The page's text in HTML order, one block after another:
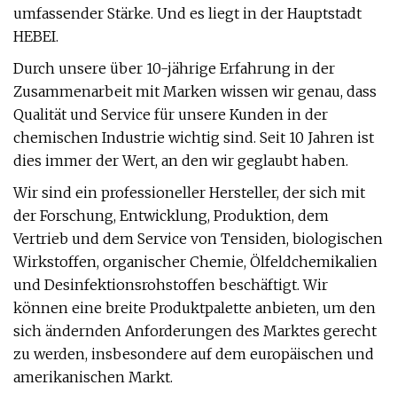
umfassender Stärke. Und es liegt in der Hauptstadt
HEBEI.
Durch unsere über 10-jährige Erfahrung in der
Zusammenarbeit mit Marken wissen wir genau, dass
Qualität und Service für unsere Kunden in der
chemischen Industrie wichtig sind. Seit 10 Jahren ist
dies immer der Wert, an den wir geglaubt haben.
Wir sind ein professioneller Hersteller, der sich mit
der Forschung, Entwicklung, Produktion, dem
Vertrieb und dem Service von Tensiden, biologischen
Wirkstoffen, organischer Chemie, Ölfeldchemikalien
und Desinfektionsrohstoffen beschäftigt. Wir
können eine breite Produktpalette anbieten, um den
sich ändernden Anforderungen des Marktes gerecht
zu werden, insbesondere auf dem europäischen und
amerikanischen Markt.